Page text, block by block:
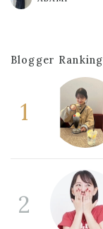
Blogger Ranking
1
2